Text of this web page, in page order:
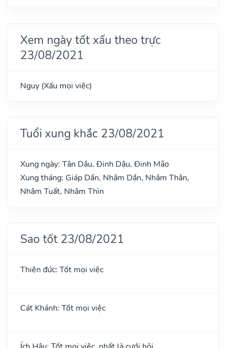
Xem ngày tốt xấu theo trực
23/08/2021
Nguy (Xấu mọi việc)
Tuổi xung khắc 23/08/2021
Xung ngày: Tân Dậu, Đinh Dậu, Đinh Mão
Xung tháng: Giáp Dần, Nhâm Dần, Nhâm Thân,
Nhâm Tuất, Nhâm Thìn
Sao tốt 23/08/2021
Thiên đức: Tốt mọi việc
Cát Khánh: Tốt mọi việc